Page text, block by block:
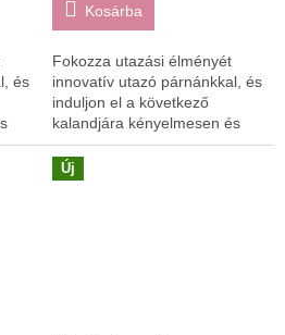
és
Kosárba
Fokozza utazási élményét
innovatív utazó párnánkkal, és
induljon el a következő
kalandjára kényelmesen és
stílusosan!
Új